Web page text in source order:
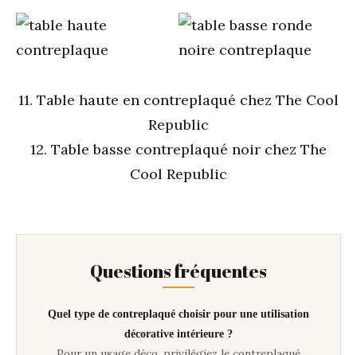
11. Table haute en contreplaqué chez The Cool
Republic
12. Table basse contreplaqué noir chez The
Cool Republic
Questions fréquentes
Quel type de contreplaqué choisir pour une utilisation
décorative intérieure ?